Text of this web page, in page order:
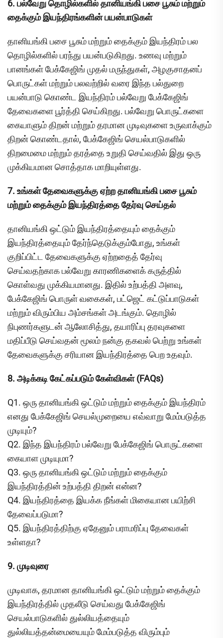
6. பல்வேறு தொழில்களில் தானியங்கி பசை பூசும் மற்றும்
தைக்கும் இயந்திரங்களின் பயன்பாடுகள்
தானியங்கி பசை பூசும் மற்றும் தைக்கும் இயந்திரம் பல
தொழில்களில் பரந்து பயன்படுகிறது. உணவு மற்றும்
பானங்கள் பேக்கேஜிங் முதல் மருந்துகள், அழகுசாதனப்
பொருட்கள் மற்றும் பலவற்றில் வரை இந்த பல்துறை
பயன்பாடு கொண்ட இயந்திரம் பல்வேறு பேக்கேஜிங்
தேவைகளை பூர்த்தி செய்கிறது. பல்வேறு பொருட்களை
கையாளும் திறன் மற்றும் தரமான முடிவுகளை உருவாக்கும்
திறன் கொண்டதால், பேக்கேஜிங் செயல்பாடுகளில்
திறமைமை மற்றும் தரத்தை உறுதி செய்வதில் இது ஒரு
முக்கியமான சொத்தாக மாறியுள்ளது.
7. உங்கள் தேவைகளுக்கு ஏற்ற தானியங்கி பசை பூசும்
மற்றும் தைக்கும் இயந்திரத்தை தேர்வு செய்தல்
தானியங்கி ஒட்டும் இயந்திரத்தையும் தைக்கும்
இயந்திரத்தையும் தேர்ந்தெடுக்கும்போது, உங்கள்
குறிப்பிட்ட தேவைகளுக்கு ஏற்றதைத் தேர்வு
செய்வதற்காக பல்வேறு காரணிகளைக் கருத்தில்
கொள்வது முக்கியமானது. இதில் உற்பத்தி அளவு,
பேக்கேஜிங் பொருள் வகைகள், பட்ஜெட் கட்டுப்பாடுகள்
மற்றும் விரும்பிய அம்சங்கள் அடங்கும். தொழில்
நிபுணர்களுடன் ஆலோசித்து, தயாரிப்பு தரவுகளை
மதிப்பீடு செய்வதன் மூலம் நன்கு தகவல் பெற்று உங்கள்
தேவைகளுக்கு சரியான இயந்திரத்தை பெற உதவும்.
8. அடிக்கடி கேட்கப்படும் கேள்விகள் (FAQs)
Q1. ஒரு தானியங்கி ஒட்டும் மற்றும் தைக்கும் இயந்திரம்
எனது பேக்கேஜிங் செயல்முறையை எவ்வாறு மேம்படுத்த
முடியும்?
Q2. இந்த இயந்திரம் பல்வேறு பேக்கேஜிங் பொருட்களை
கையாள முடியுமா?
Q3. ஒரு தானியங்கி ஒட்டும் மற்றும் தைக்கும்
இயந்திரத்தின் உற்பத்தி திறன் என்ன?
Q4. இயந்திரத்தை இயக்க நீங்கள் மிகையான பயிற்சி
தேவைப்படுமா?
Q5. இயந்திரத்திற்கு ஏதேனும் பராமரிப்பு தேவைகள்
உள்ளதா?
9. முடிவுரை
முடிவாக, தரமான தானியங்கி ஒட்டும் மற்றும் தைக்கும்
இயந்திரத்தில் முதலீடு செய்வது பேக்கேஜிங்
செயல்பாடுகளில் துல்லியத்தையும்
துல்லியத்தன்மையையும் மேம்படுத்த விரும்பும்